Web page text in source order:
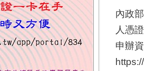
內政
人憑
申辦